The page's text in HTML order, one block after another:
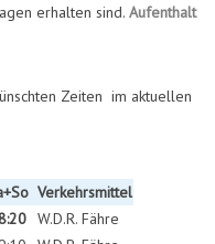
erhalten sind. Aufenthalt
Zeiten im aktuellen
Verkehrsmittel
W.D.R. Fähre